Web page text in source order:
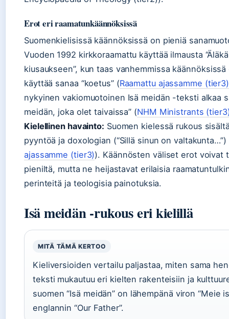
Erot eri raamatunkäännöksissä
Suomenkielisissä käännöksissä on pieniä
Vuoden 1992 kirkkoraamattu käyttää ilmausta
kiusaukseen”, kun taas vanhemmissa
käyttää sanaa “koetus” (Raamattu ajassamme (tier3)
nykyinen vakiomuotoinen Isä meidän -teksti alkaa
meidän, joka olet taivaissa” (NHM Ministrants
Kielellinen havainto: Suomen kielessä rukous
pyyntöä ja doxologian (“Sillä sinun on valtakunta…”)
ajassamme (tier3)). Käännösten väliset erot voivat
pieniltä, mutta ne heijastavat erilaisia
perinteitä ja teologisia painotuksia.
Isä meidän -rukous eri kielillä
MITÄ TÄMÄ KERTOO
Kieliversioiden vertailu paljastaa, miten sama
teksti mukautuu eri kielten rakenteisiin ja
suomen “Isä meidän” on lähempänä viron “Meie
englannin “Our Father”.